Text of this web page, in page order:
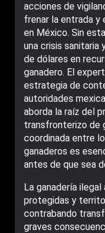
acciones de
frenar la entrada y
en México. Sin
una crisis sanitaria
de dólares en
ganadero. El
estrategia de
autoridades
aborda la raíz del
transfronterizo de
coordinada entre
ganaderos es
antes de que sea
La ganadería
protegidas y
contrabando
graves